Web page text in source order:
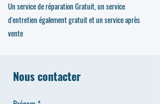
Un service de réparation Gratuit, un service
d'entretien également gratuit et un service après
vente
Nous contacter